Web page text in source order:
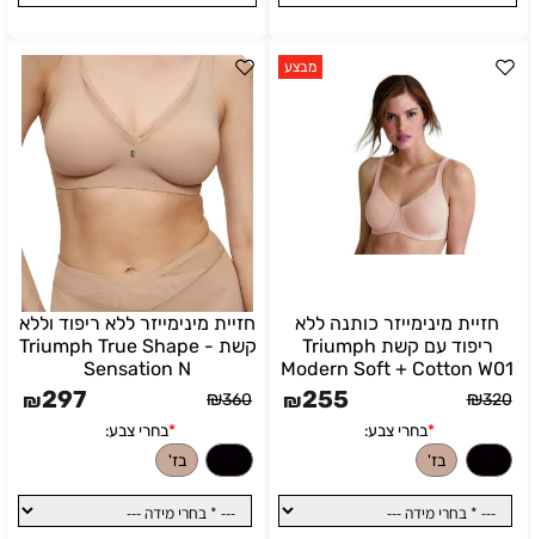
מבצע
חזיית מינימייזר כותנה ללא
ריפוד עם קשת Triumph
Modern Soft + Cotton W01
₪320
₪255
חזיית מינימייזר ללא ריפוד וללא
קשת - Triumph True Shape
Sensation N
₪360
₪297